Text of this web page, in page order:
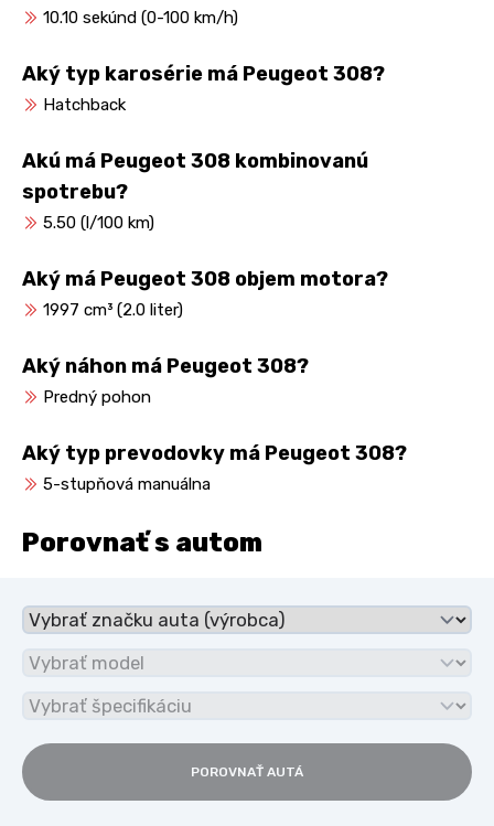
10.10 sekúnd (0-100 km/h)
Aký typ karosérie má Peugeot 308?
Hatchback
Akú má Peugeot 308 kombinovanú
spotrebu?
5.50 (l/100 km)
Aký má Peugeot 308 objem motora?
1997 cm³ (2.0 liter)
Aký náhon má Peugeot 308?
Predný pohon
Aký typ prevodovky má Peugeot 308?
5-stupňová manuálna
Porovnať s autom
POROVNAŤ AUTÁ